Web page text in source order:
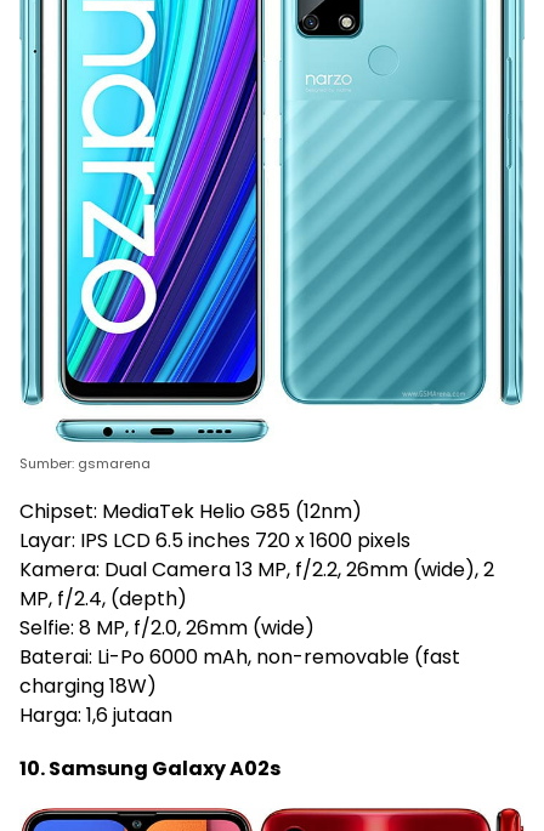
Sumber: gsmarena
Chipset: MediaTek Helio G85 (12nm)
Layar: IPS LCD 6.5 inches 720 x 1600 pixels
Kamera: Dual Camera 13 MP, f/2.2, 26mm (wide), 2
MP, f/2.4, (depth)
Selfie: 8 MP, f/2.0, 26mm (wide)
Baterai: Li-Po 6000 mAh, non-removable (fast
charging 18W)
Harga: 1,6 jutaan
10. Samsung Galaxy A02s